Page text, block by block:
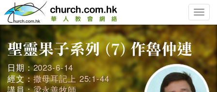
Toggle
日期：2023-6-14
經文：撒母耳記上 25:1-44
講員：梁永善牧師